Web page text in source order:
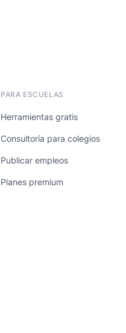
PARA ESCUELAS
Herramientas gratis
Consultoría para colegios
Publicar empleos
Planes premium